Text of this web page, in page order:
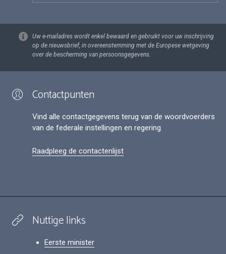
Uw e-mailadres wordt enkel bewaard en gebruikt voor uw inschrijving
op de nieuwsbrief, in overeenstemming met de Europese wetgeving
over de bescherming van persoonsgegevens.
Contactpunten
Vind alle contactgegevens terug van de woordvoerders
van de federale instellingen en regering.
Raadpleeg de contactenlijst
Nuttige links
Eerste minister